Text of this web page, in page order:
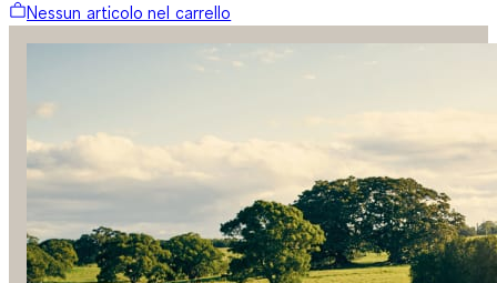
Nessun articolo nel carrello